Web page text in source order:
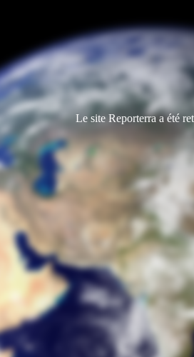
Le site Reporterra a été